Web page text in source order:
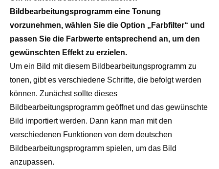
Bildbearbeitungsprogramm eine Tonung
vorzunehmen, wählen Sie die Option „Farbfilter“ und
passen Sie die Farbwerte entsprechend an, um den
gewünschten Effekt zu erzielen.
Um ein Bild mit diesem Bildbearbeitungsprogramm zu
tonen, gibt es verschiedene Schritte, die befolgt werden
können. Zunächst sollte dieses
Bildbearbeitungsprogramm geöffnet und das gewünschte
Bild importiert werden. Dann kann man mit den
verschiedenen Funktionen von dem deutschen
Bildbearbeitungsprogramm spielen, um das Bild
anzupassen.